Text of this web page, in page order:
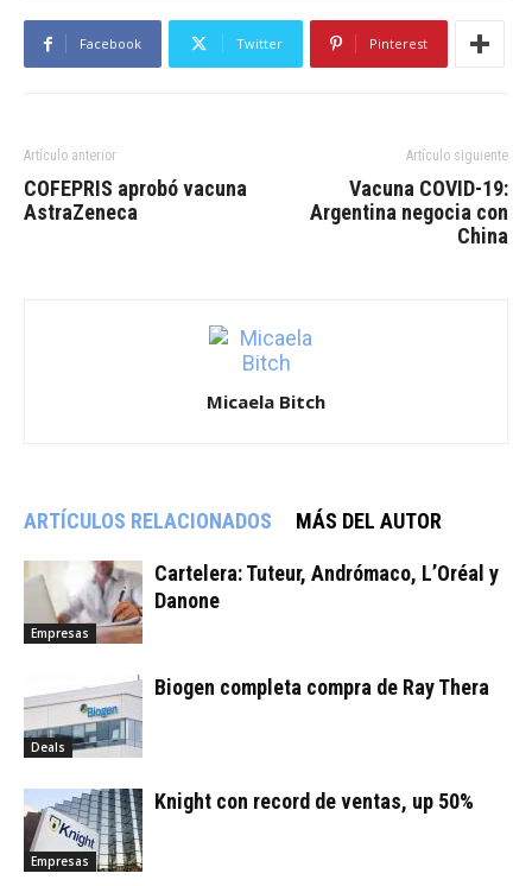
Facebook Twitter Pinterest
Artículo anterior
COFEPRIS aprobó vacuna
AstraZeneca
Artículo siguiente
Vacuna COVID-19:
Argentina negocia con
China
Micaela Bitch
ARTÍCULOS RELACIONADOS MÁS DEL AUTOR
Empresas
Cartelera: Tuteur, Andrómaco, L’Oréal y
Danone
Deals
Biogen completa compra de Ray Thera
Empresas
Knight con record de ventas, up 50%